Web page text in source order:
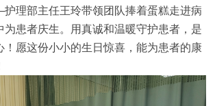
理部主任王玲带领团队捧着蛋糕走进病
为患者庆生。用真诚和温暖守护患者，是
！愿这份小小的生日惊喜，能为患者的康